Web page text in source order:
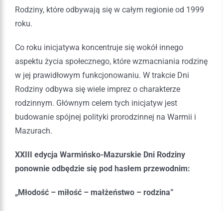
Rodziny, które odbywają się w całym regionie od 1999
roku.
Co roku inicjatywa koncentruje się wokół innego
aspektu życia społecznego, które wzmacniania rodzinę
w jej prawidłowym funkcjonowaniu. W trakcie Dni
Rodziny odbywa się wiele imprez o charakterze
rodzinnym. Głównym celem tych inicjatyw jest
budowanie spójnej polityki prorodzinnej na Warmii i
Mazurach.
XXIII edycja Warmińsko-Mazurskie Dni Rodziny
ponownie odbędzie się pod hasłem przewodnim:
„Młodość – miłość – małżeństwo – rodzina”